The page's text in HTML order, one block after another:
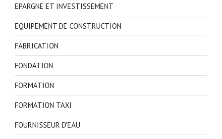
EPARGNE ET INVESTISSEMENT
EQUIPEMENT DE CONSTRUCTION
FABRICATION
FONDATION
FORMATION
FORMATION TAXI
FOURNISSEUR D'EAU